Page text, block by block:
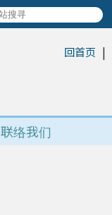
回首页 |
联络我们